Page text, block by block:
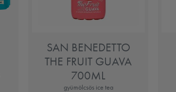
SAN BENEDETTO
THE FRUIT GUAVA
700ML
gyümölcsös ice tea